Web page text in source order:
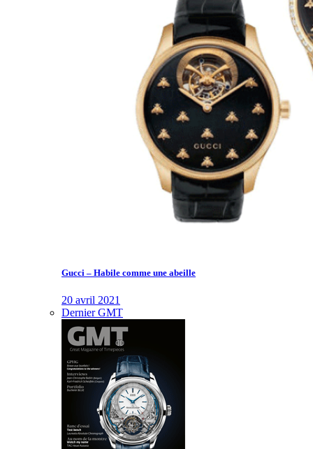
Gucci – Habile comme une abeille
20 avril 2021
Dernier GMT